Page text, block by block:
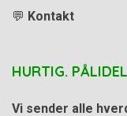
💬 Kontakt
HURTIG.
Vi sender alle